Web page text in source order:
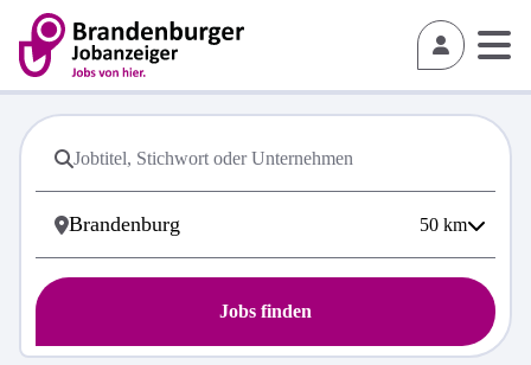
50 km
Jobs finden